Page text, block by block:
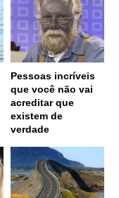
Pessoas incríveis
que você não vai
acreditar que
existem de
verdade